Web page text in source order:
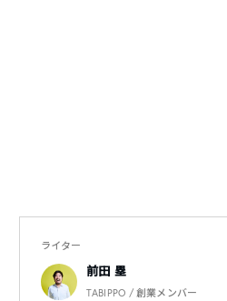
ライター
前田 塁
TABIPPO / 創業メンバー